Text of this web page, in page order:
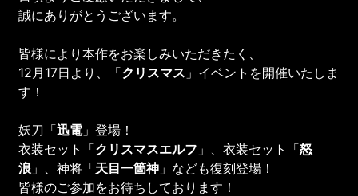
誠にありがとうございます。
皆様により本作をお楽しみいただきたく、
12月17日より、「クリスマス 」イベントを開催いたしま
す！
妖刀「迅電」登場！
衣装セット「クリスマスエルフ 」、衣装セット「怒
浪 」、神将「天目一箇神 」なども復刻登場！
皆様のご参加をお待ちしております！